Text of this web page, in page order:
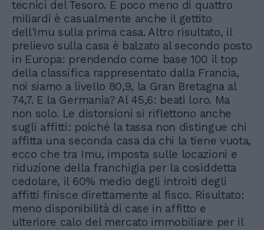
tecnici del Tesoro. E poco meno di quattro
miliardi è casualmente anche il gettito
dell'Imu sulla prima casa. Altro risultato, il
prelievo sulla casa è balzato al secondo posto
in Europa: prendendo come base 100 il top
della classifica rappresentato dalla Francia,
noi siamo a livello 80,9, la Gran Bretagna al
74,7. E la Germania? Al 45,6: beati loro. Ma
non solo. Le distorsioni si riflettono anche
sugli affitti: poiché la tassa non distingue chi
affitta una seconda casa da chi la tiene vuota,
ecco che tra Imu, imposta sulle locazioni e
riduzione della franchigia per la cosiddetta
cedolare, il 60% medio degli introiti degli
affitti finisce direttamente al fisco. Risultato:
meno disponibilità di case in affitto e
ulteriore calo del mercato immobiliare per il